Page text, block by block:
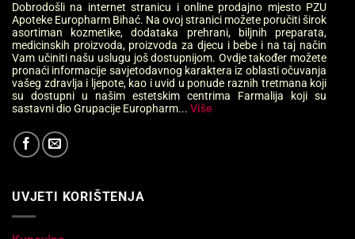
Dobrodošli na internet stranicu i online prodajno mjesto PZU
Apoteke Europharm Bihać. Na ovoj stranici možete poručiti širok
asortiman kozmetike, dodataka prehrani, biljnih preparata,
medicinskih proizvoda, proizvoda za djecu i bebe i na taj način
Vam učiniti našu uslugu još dostupnijom. Ovdje također možete
pronaći informacije savjetodavnog karaktera iz oblasti očuvanja
vašeg zdravlja i ljepote, kao i uvid u ponude raznih tretmana koji
su dostupni u našim estetskim centrima Farmalija koji su
sastavni dio Grupacije Europharm... Više
UVJETI KORIŠTENJA